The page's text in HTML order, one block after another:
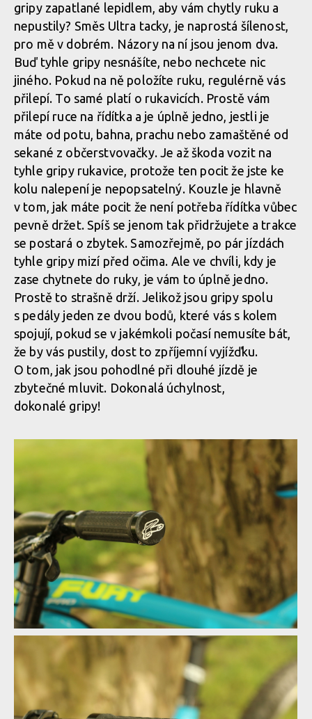
Gripy Renthal
gripy zapatlané lepidlem, aby vám chytly ruku a
nepustily? Směs Ultra tacky, je naprostá šílenost,
pro mě v dobrém. Názory na ní jsou jenom dva.
Buď tyhle gripy nesnášíte, nebo nechcete nic
jiného. Pokud na ně položíte ruku, regulérně vás
přilepí. To samé platí o rukavicích. Prostě vám
přilepí ruce na řídítka a je úplně jedno, jestli je
máte od potu, bahna, prachu nebo zamaštěné od
sekané z občerstvovačky. Je až škoda vozit na
tyhle gripy rukavice, protože ten pocit že jste ke
kolu nalepení je nepopsatelný. Kouzle je hlavně
v tom, jak máte pocit že není potřeba řídítka vůbec
pevně držet. Spíš se jenom tak přidržujete a trakce
se postará o zbytek. Samozřejmě, po pár jízdách
tyhle gripy mizí před očima. Ale ve chvíli, kdy je
zase chytnete do ruky, je vám to úplně jedno.
Prostě to strašně drží. Jelikož jsou gripy spolu
s pedály jeden ze dvou bodů, které vás s kolem
spojují, pokud se v jakémkoli počasí nemusíte bát,
že by vás pustily, dost to zpříjemní vyjížďku.
O tom, jak jsou pohodlné při dlouhé jízdě je
zbytečné mluvit. Dokonalá úchylnost,
dokonalé gripy!
Gripy Renthal